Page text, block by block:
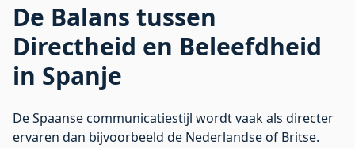
De Balans tussen
Directheid en Beleefdheid
in Spanje
De Spaanse communicatiestijl wordt vaak als directer
ervaren dan bijvoorbeeld de Nederlandse of Britse.